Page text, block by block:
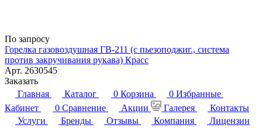
По запросу
Горелка газовоздушная ГВ-211 (с пьезоподжиг., система
против закручивания рукава) Красс
Арт. 2630545
Заказать
Главная
Каталог 0 Корзина 0 Избранные
Кабинет
0 Сравнение Акции Галерея
Контакты
Услуги
Бренды Отзывы Компания
Лицензии